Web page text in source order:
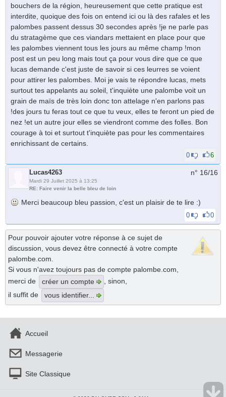
bouchers de la région, heureusement que cette pratique est
interdite, quoique des fois on entend ici ou là des rafales et les
palombes passent dessus 30 secondes après !je ne parle pas
du stratagème que ces viandars mettaient en place pour que
les palombes viennent tous les jours au même champ !mon
post est un peu long mais tout ça pour vous dire que ce que
lucas demande c'est juste de savoir si ces leurres se voient
pour attirer les palombes. Moi je vais te répondre lucas, mets
surtout tes appelants au soleil, t'inquiète une palombe voit un
grain de maïs de très loin donc ton attelage n'en parlons pas
!des jours tu feras tout ce que tu veux, elles te feront un pied de
nez !et un autre jour elles se viendront comme des folles. Bon
courage à toi et surtout t'inquiète pas pour les commentaires
enrichissant de certains.
0 6
Lucas4263
Mardi 29 Juillet 2025 à 13:25
RE: Faire venir la belle bleu de loin
n° 16/16
Merci beaucoup bleu passion, c'est un plaisir de te lire :)
0 0
Pour pouvoir ajouter votre réponse à ce sujet de
discussion, vous devez être connecté à votre compte
palombe.com.
Si vous n'avez toujours pas de compte palombe.com,
merci de
créer un compte
, sinon,
il suffit de
vous identifier...
Accueil
Messagerie
Site Classique